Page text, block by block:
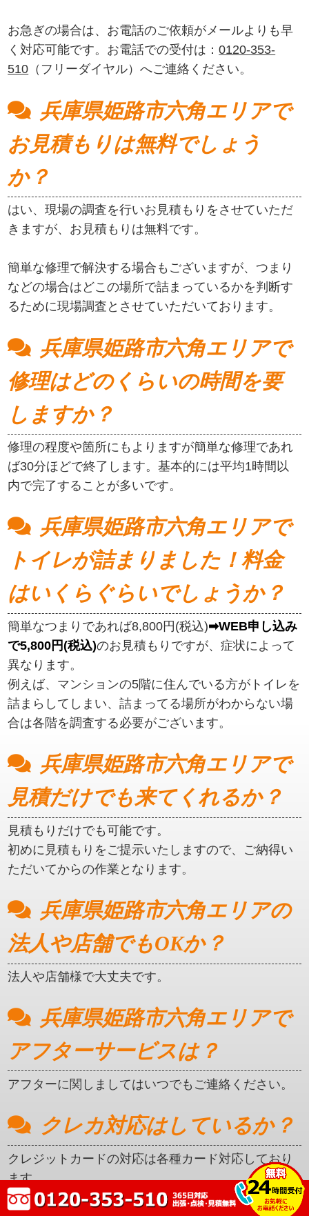
お急ぎの場合は、お電話のご依頼がメールよりも早
く対応可能です。お電話での受付は：0120-353-
510 （フリーダイヤル）へご連絡ください。
兵庫県姫路市六角エリアで
お見積もりは無料でしょう
か？
はい、現場の調査を行いお見積もりをさせていただ
きますが、お見積もりは無料です。
簡単な修理で解決する場合もございますが、つまり
などの場合はどこの場所で詰まっているかを判断す
るために現場調査とさせていただいております。
兵庫県姫路市六角エリアで
修理はどのくらいの時間を要
しますか？
修理の程度や箇所にもよりますが簡単な修理であれ
ば30分ほどで終了します。基本的には平均1時間以
内で完了することが多いです。
兵庫県姫路市六角エリアで
トイレが詰まりました！料金
はいくらぐらいでしょうか？
簡単なつまりであれば8,800円(税込)➡WEB申し込み
で5,800円(税込)のお見積もりですが、症状によって
異なります。
例えば、マンションの5階に住んでいる方がトイレを
詰まらしてしまい、詰まってる場所がわからない場
合は各階を調査する必要がございます。
兵庫県姫路市六角エリアで
見積だけでも来てくれるか？
見積もりだけでも可能です。
初めに見積もりをご提示いたしますので、ご納得い
ただいてからの作業となります。
兵庫県姫路市六角エリアの
法人や店舗でもOKか？
法人や店舗様で大丈夫です。
兵庫県姫路市六角エリアで
アフターサービスは？
アフターに関しましてはいつでもご連絡ください。
クレカ対応はしているか？
クレジットカードの対応は各種カード対応しており
ます。